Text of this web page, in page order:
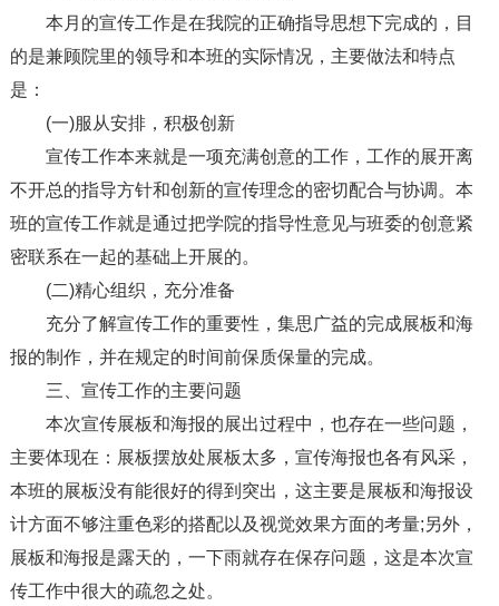
本月的宣传工作是在我院的正确指导思想下完成的，目
的是兼顾院里的领导和本班的实际情况，主要做法和特点
是：
(一)服从安排，积极创新
宣传工作本来就是一项充满创意的工作，工作的展开离
不开总的指导方针和创新的宣传理念的密切配合与协调。本
班的宣传工作就是通过把学院的指导性意见与班委的创意紧
密联系在一起的基础上开展的。
(二)精心组织，充分准备
充分了解宣传工作的重要性，集思广益的完成展板和海
报的制作，并在规定的时间前保质保量的完成。
三、宣传工作的主要问题
本次宣传展板和海报的展出过程中，也存在一些问题，
主要体现在：展板摆放处展板太多，宣传海报也各有风采，
本班的展板没有能很好的得到突出，这主要是展板和海报设
计方面不够注重色彩的搭配以及视觉效果方面的考量;另外，
展板和海报是露天的，一下雨就存在保存问题，这是本次宣
传工作中很大的疏忽之处。